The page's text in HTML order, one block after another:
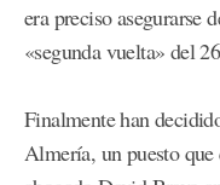
era preciso asegurarse
«segunda vuelta» del
Finalmente han
Almería, un puesto que